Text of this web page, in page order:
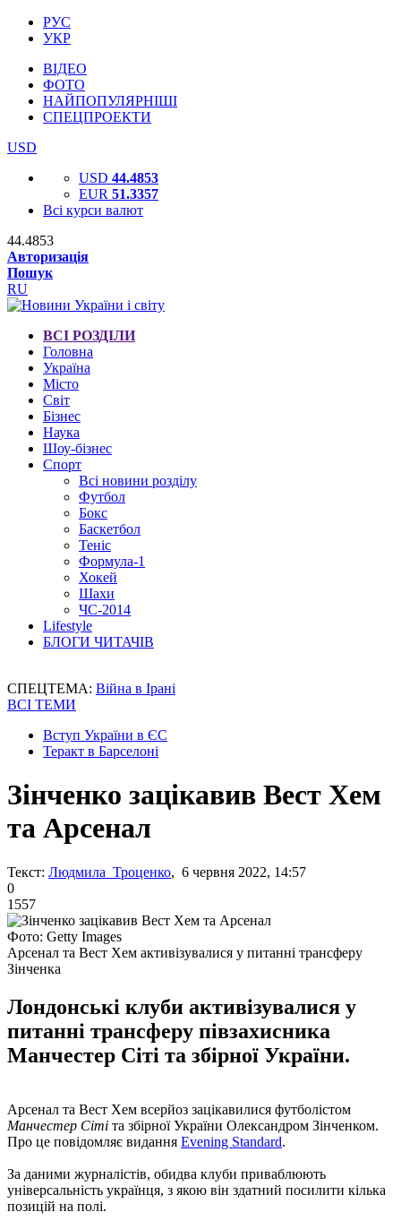
РУС
УКР
ВІДЕО
ФОТО
НАЙПОПУЛЯРНІШІ
СПЕЦПРОЕКТИ
USD
USD 44.4853
EUR 51.3357
Всі курси валют
44.4853
Авторизація
Пошук
RU
ВСІ РОЗДІЛИ
Головна
Україна
Місто
Світ
Бізнес
Наука
Шоу-бізнес
Спорт
Всі новини розділу
Футбол
Бокс
Баскетбол
Теніс
Формула-1
Хокей
Шахи
ЧС-2014
Lifestyle
БЛОГИ ЧИТАЧІВ
СПЕЦТЕМА: Війна в Ірані
ВСІ ТЕМИ
Вступ України в ЄС
Теракт в Барселоні
Зінченко зацікавив Вест Хем
та Арсенал
Текст: Людмила Троценко, 6 червня 2022, 14:57
0
1557
Фото: Getty Images
Арсенал та Вест Хем активізувалися у питанні трансферу
Зінченка
Лондонські клуби активізувалися у
питанні трансферу півзахисника
Манчестер Сіті та збірної України.
Арсенал та Вест Хем всерйоз зацікавилися футболістом
Манчестер Сіті та збірної України Олександром Зінченком.
Про це повідомляє видання Evening Standard.
За даними журналістів, обидва клуби приваблюють
універсальність українця, з якою він здатний посилити кілька
позицій на полі.